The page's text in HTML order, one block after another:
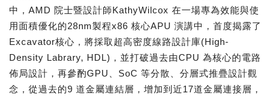
中，AMD 院士暨設計師KathyWilcox 在一場專為效能與使
用面積優化的28nm製程x86 核心APU 演講中，首度揭露了
Excavator核心，將採取超高密度線路設計庫(High-
Density Labrary, HDL)，並打破過去由CPU 為核心的電路
佈局設計，再參酌GPU、SoC 等分散、分層式推疊設計觀
念，從過去的9 道金屬連結層，增加到近17道金屬連接層，